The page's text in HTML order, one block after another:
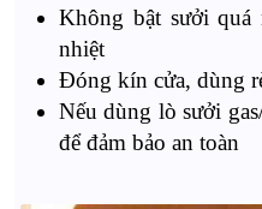
Không bật sưởi quá
nhiệt
Đóng kín cửa, dùng
Nếu dùng lò sưởi
để đảm bảo an toàn